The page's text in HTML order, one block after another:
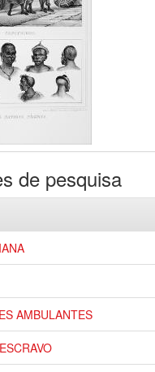
de pesquisa
AMBULANTES